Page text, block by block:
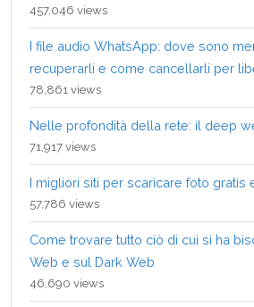
457,046 views
I file audio WhatsApp: dove sono
recuperarli e come cancellarli per
78,861 views
Nelle profondità della rete: il deep
71,917 views
I migliori siti per scaricare foto gratis
57,786 views
Come trovare tutto ciò di cui si ha
Web e sul Dark Web
46,690 views